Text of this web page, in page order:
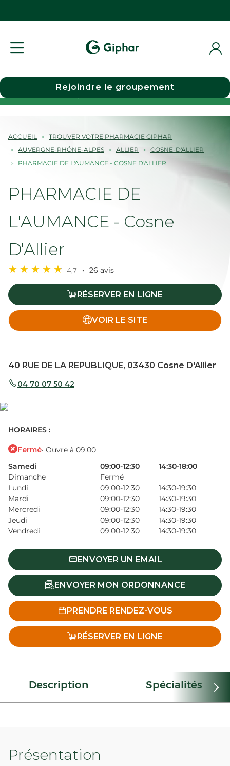
Choisir une pharmacie
Rejoindre le groupement
ACCUEIL
TROUVER VOTRE PHARMACIE GIPHAR
AUVERGNE-RHÔNE-ALPES
ALLIER
COSNE-D'ALLIER
PHARMACIE DE L'AUMANCE - COSNE D'ALLIER
PHARMACIE DE
L'AUMANCE - Cosne
D'Allier
4,7 26 avis
RÉSERVER EN LIGNE
VOIR LE SITE
40 RUE DE LA REPUBLIQUE, 03430 Cosne D'Allier
04 70 07 50 42
HORAIRES :
Fermé· Ouvre à 09:00
Samedi
09:00-12:30
14:30-18:00
Dimanche
Fermé
Lundi
09:00-12:30
14:30-19:30
Mardi
09:00-12:30
14:30-19:30
Mercredi
09:00-12:30
14:30-19:30
Jeudi
09:00-12:30
14:30-19:30
Vendredi
09:00-12:30 14:30-19:30
ENVOYER UN EMAIL
ENVOYER MON ORDONNANCE
PRENDRE RENDEZ-VOUS
RÉSERVER EN LIGNE
Description Spécialités
Présentation